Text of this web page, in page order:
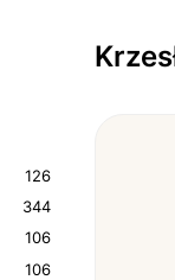
126
344
106
106